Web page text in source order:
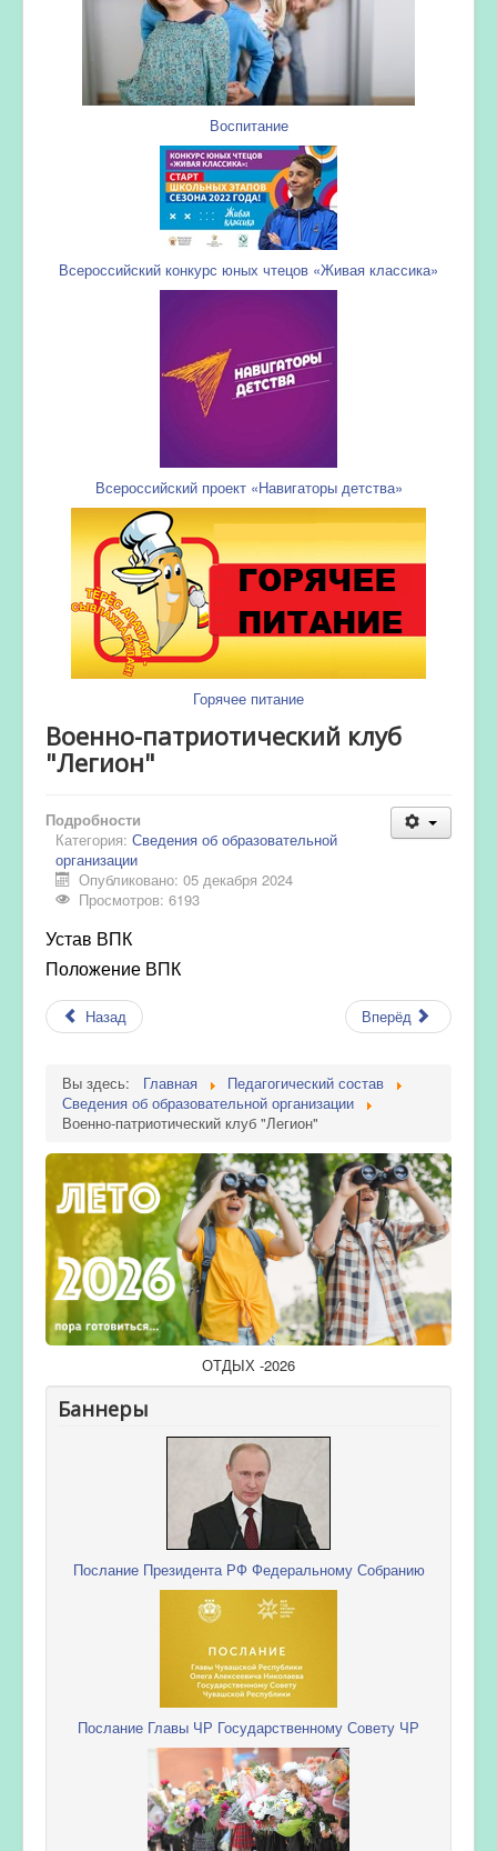
Воспитание
Всероссийский конкурс юных чтецов «Живая классика»
Всероссийский проект «Навигаторы детства»
Горячее питание
Военно-патриотический клуб
"Легион"
Подробности
Категория: Сведения об образовательной
организации
Опубликовано: 05 декабря 2024
Просмотров: 6193
Устав ВПК
Положение ВПК
Назад Вперёд
Вы здесь: Главная
Педагогический состав
Сведения об образовательной организации
Военно-патриотический клуб "Легион"
ОТДЫХ -2026
Баннеры
Послание Президента РФ Федеральному Собранию
Послание Главы ЧР Государственному Совету ЧР